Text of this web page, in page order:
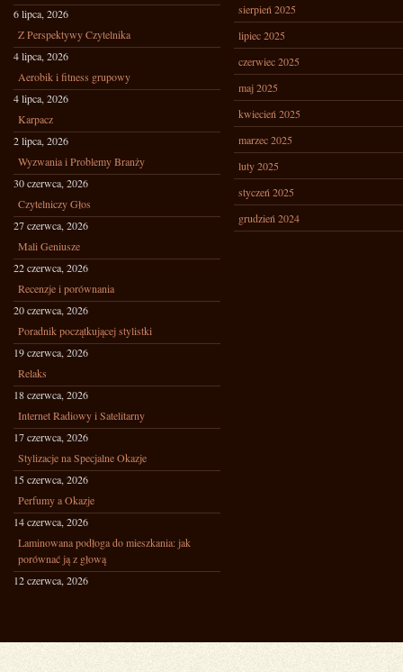
6 lipca, 2026
Z Perspektywy Czytelnika
4 lipca, 2026
Aerobik i fitness grupowy
4 lipca, 2026
Karpacz
2 lipca, 2026
Wyzwania i Problemy Branży
30 czerwca, 2026
Czytelniczy Głos
27 czerwca, 2026
Mali Geniusze
22 czerwca, 2026
Recenzje i porównania
20 czerwca, 2026
Poradnik początkującej stylistki
19 czerwca, 2026
Relaks
18 czerwca, 2026
Internet Radiowy i Satelitarny
17 czerwca, 2026
Stylizacje na Specjalne Okazje
15 czerwca, 2026
Perfumy a Okazje
14 czerwca, 2026
Laminowana podłoga do mieszkania: jak
porównać ją z głową
12 czerwca, 2026
sierpień 2025
lipiec 2025
czerwiec 2025
maj 2025
kwiecień 2025
marzec 2025
luty 2025
styczeń 2025
grudzień 2024